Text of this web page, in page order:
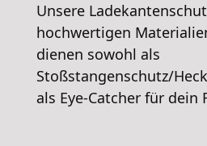
Unsere
hochwertigen
dienen sowohl als
Stoßstangenschutz/
als Eye-Catcher für dein